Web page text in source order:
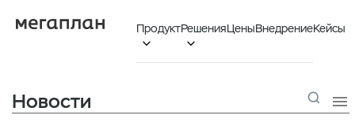
Продукт

Решения

ЦеныВнедрениеКейсы
Новости 